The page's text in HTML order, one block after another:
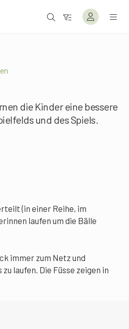
die Kinder eine bessere
und des Spiels.
(in einer Reihe, im
laufen um die Bälle
immer zum Netz und
laufen. Die Füsse zeigen in